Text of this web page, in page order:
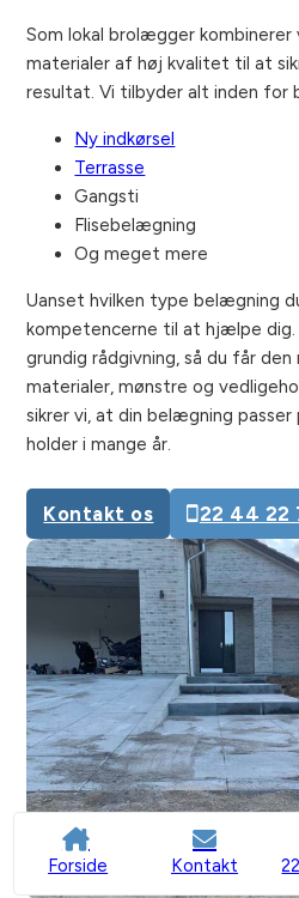
Forside Kontakt
Som lokal brolægger
materialer af høj kvalitet til at
resultat. Vi tilbyder alt inden for
Ny indkørsel
Terrasse
Gangsti
Flisebelægning
Og meget mere
Uanset hvilken type belægning
kompetencerne til at hjælpe
grundig rådgivning, så du får
materialer, mønstre og
sikrer vi, at din belægning
holder i mange år.
Kontakt os 22 44 22